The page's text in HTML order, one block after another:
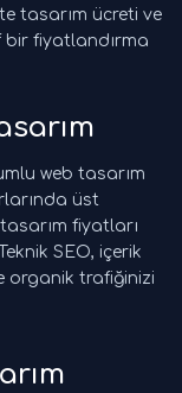
tasarım ücreti ve
bir fiyatlandırma
web tasarım
üst
fiyatları
SEO, içerik
organik trafiğinizi